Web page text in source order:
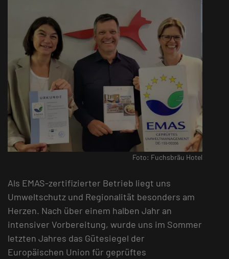
Foto: Fuchsbräu Hotel
Als EMAS-zertifizierter Betrieb liegt uns
Umweltschutz und Regionalität besonders am
Herzen. Nach über einem halben Jahr an
intensiver Vorbereitung, wurde uns im Sommer
letzten Jahres das Gütesiegel der
Europäischen Union für geprüftes